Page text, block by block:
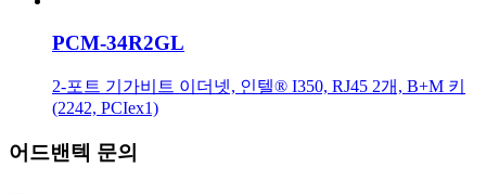
PCM-34R2GL
2-포트 기가비트 이더넷, 인텔® I350, RJ45 2개, B+M 키
(2242, PCIex1)
어드밴텍 문의